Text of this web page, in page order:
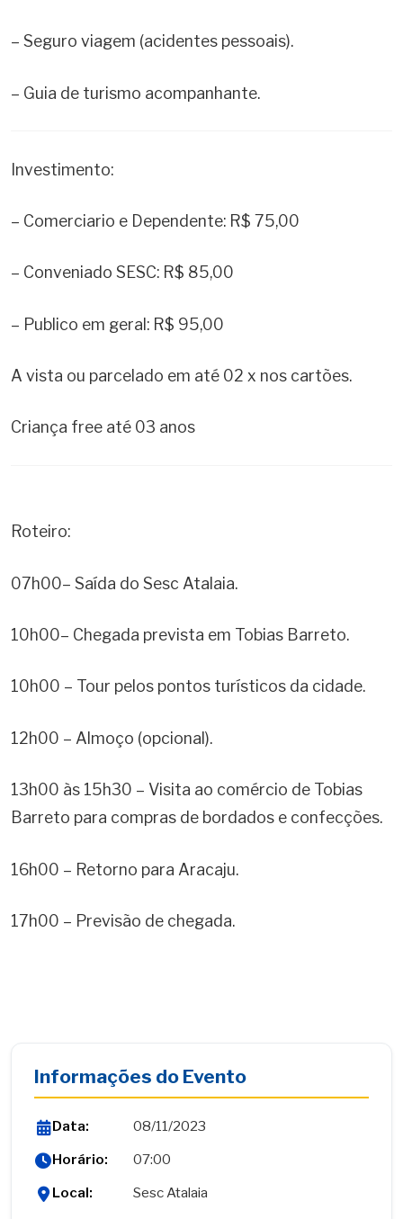
– Seguro viagem (acidentes pessoais).
– Guia de turismo acompanhante.
Investimento:
– Comerciario e Dependente: R$ 75,00
– Conveniado SESC: R$ 85,00
– Publico em geral: R$ 95,00
A vista ou parcelado em até 02 x nos cartões.
Criança free até 03 anos
Roteiro:
07h00– Saída do Sesc Atalaia.
10h00– Chegada prevista em Tobias Barreto.
10h00 – Tour pelos pontos turísticos da cidade.
12h00 – Almoço (opcional).
13h00 às 15h30 – Visita ao comércio de Tobias
Barreto para compras de bordados e confecções.
16h00 – Retorno para Aracaju.
17h00 – Previsão de chegada.
Informações do Evento
Data:
08/11/2023
Horário:
07:00
Local:
Sesc Atalaia